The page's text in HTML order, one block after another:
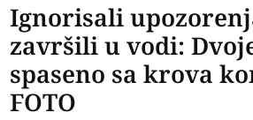
Ignorisali
završili u vodi:
spaseno sa krova
FOTO